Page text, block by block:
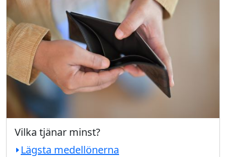
Vilka tjänar minst?
Lägsta medellönerna